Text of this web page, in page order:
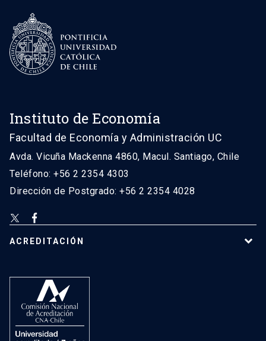
Instituto de Economía
Facultad de Economía y Administración UC
Avda. Vicuña Mackenna 4860, Macul. Santiago, Chile
Teléfono: +56 2 2354 4303
Dirección de Postgrado: +56 2 2354 4028
ACREDITACIÓN